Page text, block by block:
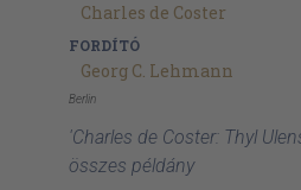
Charles de Coster
FORDÍTÓ
Georg C. Lehmann
Berlin
'Charles de Coster: Thyl
összes példány